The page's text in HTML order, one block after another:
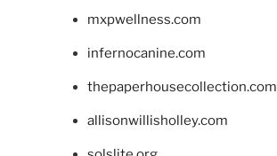
mxpwellness.com
infernocanine.com
thepaperhousecollection.com
allisonwillisholley.com